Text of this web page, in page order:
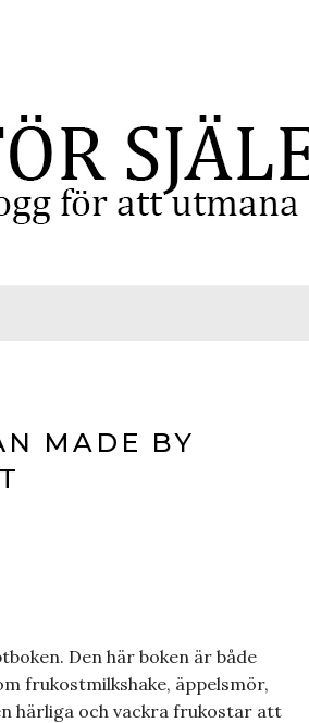
MADE BY
Den här boken är både
frukostmilkshake, äppelsmör,
härliga och vackra frukostar att